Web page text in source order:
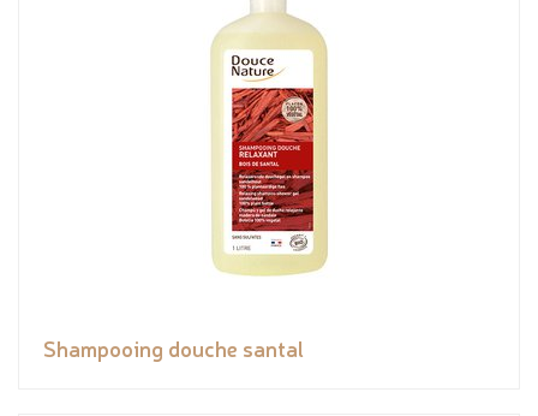
Shampooing douche santal